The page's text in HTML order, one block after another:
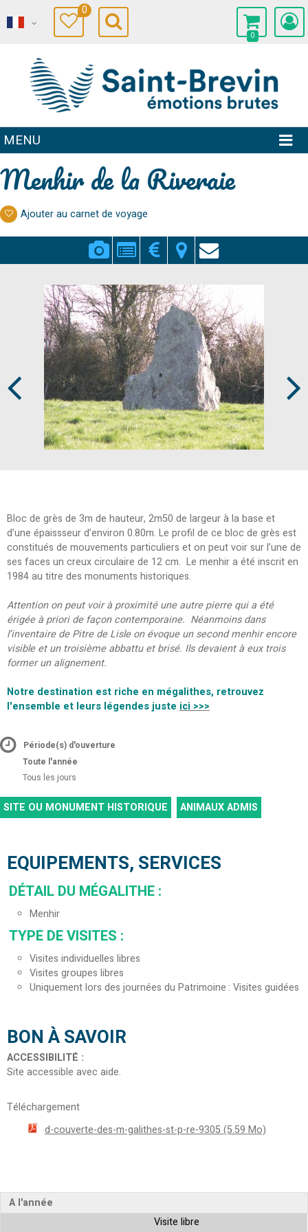
0
0
MENU
Menhir de la Riveraie
Ajouter au carnet de voyage
Bloc de grès de 3m de hauteur, 2m50 de largeur à la base et
d’une épaissseur d’environ 0.80m. Le profil de ce bloc de grès est
constitués de mouvements particuliers et on peut voir sur l’une de
ses faces un creux circulaire de 12 cm. Le menhir a été inscrit en
1984 au titre des monuments historiques.
Attention on peut voir à proximité une autre pierre qui a été
érigée à priori de façon contemporaine. Néanmoins dans
l’inventaire de Pitre de Lisle on évoque un second menhir encore
visible et un troisième abbattu et brisé. Ils devaient à eux trois
former un alignement.
Notre destination est riche en mégalithes, retrouvez
l'ensemble et leurs légendes juste ici >>>
Période(s) d'ouverture
Toute l'année
Tous les jours
SITE OU MONUMENT HISTORIQUE ANIMAUX ADMIS
EQUIPEMENTS, SERVICES
DÉTAIL DU MÉGALITHE :
Menhir
TYPE DE VISITES :
Visites individuelles libres
Visites groupes libres
Uniquement lors des journées du Patrimoine Visites guidées
BON À SAVOIR
ACCESSIBILITÉ :
Site accessible avec aide
Téléchargement
d-couverte-des-m-galithes-st-p-re-9305(5.59 Mo)
A l'année
Visite libre